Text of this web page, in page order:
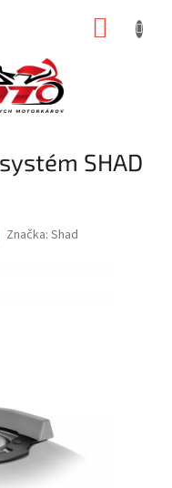
SHAD
Značka: Shad